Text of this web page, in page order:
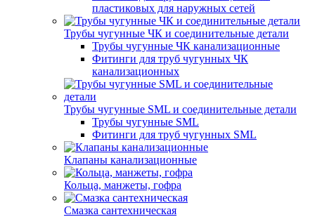
пластиковых для наружных сетей
Трубы чугунные ЧК и соединительные детали
Трубы чугунные ЧК канализационные
Фитинги для труб чугунных ЧК
канализационных
Трубы чугунные SML и соединительные детали
Трубы чугунные SML
Фитинги для труб чугунных SML
Клапаны канализационные
Кольца, манжеты, гофра
Смазка сантехническая